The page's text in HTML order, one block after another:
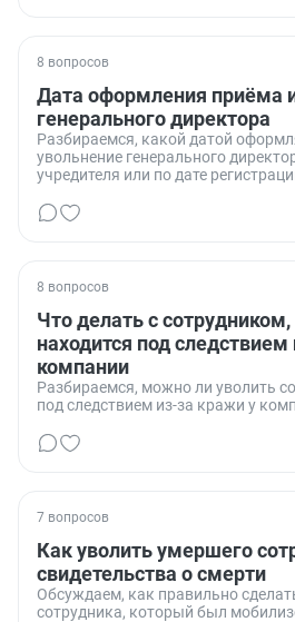
8 вопросов
Дата оформления приёма
генерального директора
Разбираемся, какой датой
увольнение генерального
учредителя или по дате
8 вопросов
Что делать с
находится под
компании
Разбираемся, можно ли уволить
под следствием из-за кражи у
7 вопросов
Как уволить умершего
свидетельства о смерти
Обсуждаем, как правильно
сотрудника, который был